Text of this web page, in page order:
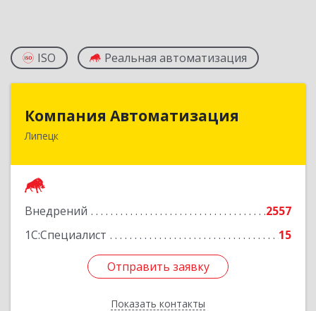
ISO Реальная автоматизация
Компания Автоматизация
Липецк
Внедрений
2557
1С:Специалист
15
Отправить заявку
Показать контакты
398001, Липецкая обл, Липецк г, Победы пл,
Отправить заявку
Назад